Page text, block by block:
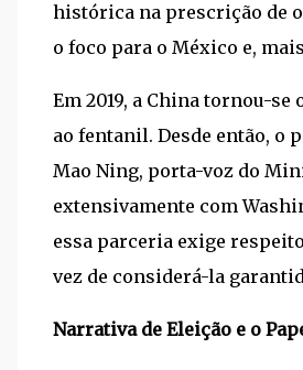
histórica na prescrição de
o foco para o México e,
Em 2019, a China tornou-
ao fentanil. Desde então, o
Mao Ning, porta-voz do
extensivamente com
essa parceria exige
vez de considerá-la
Narrativa de Eleição e o